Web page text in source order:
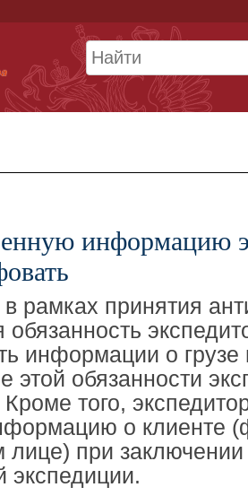
информацию
рамках принятия
обязанность
информации о
этой обязанности
того,
о клиенте
при заключении
экспедиции.